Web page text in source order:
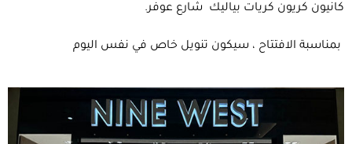
كانيون كريون كريات بياليك شارع عوفر.
بمناسبة الافتتاح ، سيكون تنويل خاص في نفس اليوم